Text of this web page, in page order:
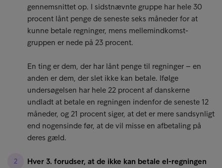
gennemsnittet op. I sidstnævnte gruppe har hele 30
procent lånt penge de seneste seks måneder for at
kunne betale regninger, mens mellemindkomst-
gruppen er nede på 23 procent.
En ting er dem, der har lånt penge til regninger – en
anden er dem, der slet ikke kan betale. Ifølge
undersøgelsen har hele 22 procent af danskerne
undladt at betale en regningen indenfor de seneste 12
måneder, og 21 procent siger, at det er mere sandsynligt
end nogensinde før, at de vil misse en afbetaling på
deres gæld.
Hver 3. forudser, at de ikke kan betale el-regningen